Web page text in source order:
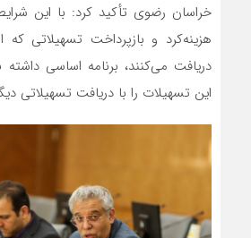
خراسان رضوی تأکید کرد: با این
هزینه‌کرد و بازپرداخت تسهیلاتی که
دریافت می‌کنند، برنامه اساسی داشته
این تسهیلات را با دریافت تسهیلاتی